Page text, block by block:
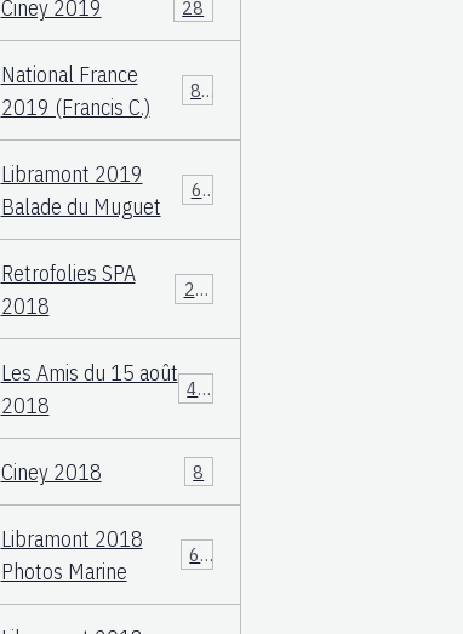
Ciney 2019 28
National France
2019 (Francis C.)
83
Libramont 2019
Balade du Muguet
60
Retrofolies SPA
2018
25
Les Amis du 15 août
2018
40
Ciney 2018 8
Libramont 2018
Photos Marine
66